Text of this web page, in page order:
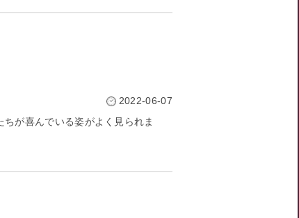
2022-06-07
が喜んでいる姿がよく見られま